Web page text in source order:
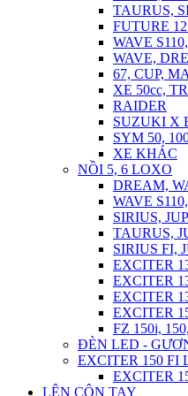
TAURUS,
FUTURE
WAVE
WAVE,
67, CUP,
XE 50cc,
RAIDER
SUZUKI X
SYM 50,
XE KHÁC
NỒI 5, 6 LOXO
DREAM,
WAVE
SIRIUS,
TAURUS,
SIRIUS FI,
EXCITER
EXCITER
EXCITER
EXCITER
FZ 150i,
ĐÈN LED -
EXCITER 150 FI
EXCITER
LÊN CÔN TAY